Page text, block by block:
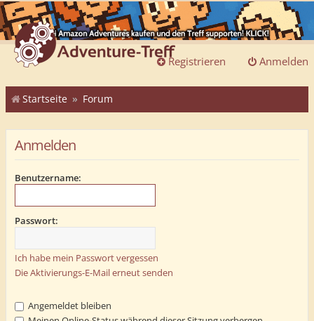
Anmelden
Registrieren
Startseite Forum
Anmelden
Benutzername:
Passwort:
Ich habe mein Passwort vergessen
Die Aktivierungs-E-Mail erneut senden
Angemeldet bleiben